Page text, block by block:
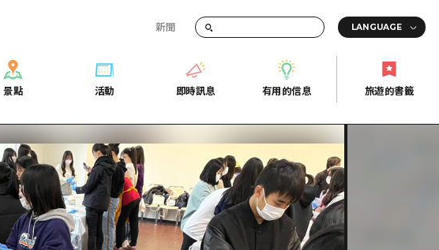
新聞
短途旅行
半天
一日遊
1晚2天
景點
列表
廣島市內
安芸
答對了
活動
即時訊息
有用的信息
廣島好客通行證
廣島免費 Wi-Fi
面向外國遊客的街角旅遊信息中心
志願者指南
常見問題
照片下載
災難發生期間的交通資訊
廣島縣觀光宣傳冊
旅遊的書籤
2晚3天
災難發生期間的交通資訊